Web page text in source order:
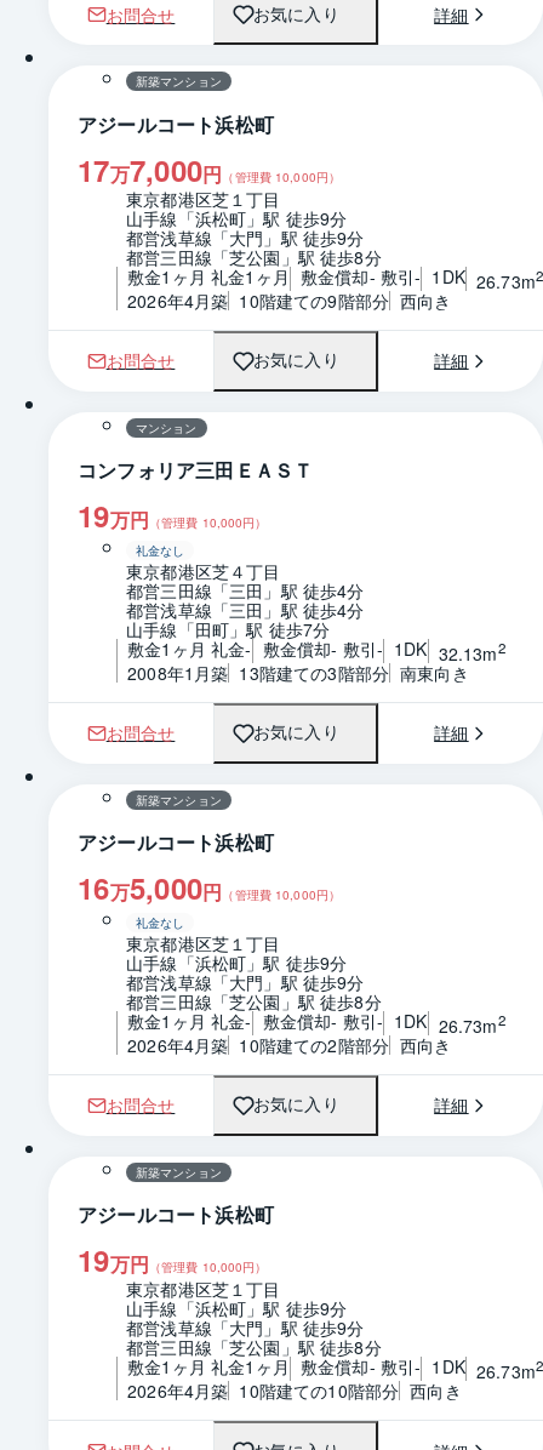
お問合せ お気に入り 詳細
1 / 0 間取り
新築マンション
アジールコート浜松町
17万7,000円 （管理費 10,000円）
東京都港区芝１丁目
山手線「浜松町」駅 徒歩9分
都営浅草線「大門」駅 徒歩9分
都営三田線「芝公園」駅 徒歩8分
敷金1ヶ月 礼金1ヶ月 敷金償却- 敷引- 1DK 26.73m2
2026年4月築 10階建ての9階部分 西向き
お問合せ お気に入り 詳細
1 / 0 間取り
マンション
コンフォリア三田ＥＡＳＴ
19万円 （管理費 10,000円）
礼金なし
東京都港区芝４丁目
都営三田線「三田」駅 徒歩4分
都営浅草線「三田」駅 徒歩4分
山手線「田町」駅 徒歩7分
敷金1ヶ月 礼金- 敷金償却- 敷引- 1DK 32.13m2
2008年1月築 13階建ての3階部分 南東向き
お問合せ お気に入り 詳細
1 / 0 間取り
新築マンション
アジールコート浜松町
16万5,000円 （管理費 10,000円）
礼金なし
東京都港区芝１丁目
山手線「浜松町」駅 徒歩9分
都営浅草線「大門」駅 徒歩9分
都営三田線「芝公園」駅 徒歩8分
敷金1ヶ月 礼金- 敷金償却- 敷引- 1DK 26.73m2
2026年4月築 10階建ての2階部分 西向き
お問合せ お気に入り 詳細
1 / 0 間取り
新築マンション
アジールコート浜松町
19万円 （管理費 10,000円）
東京都港区芝１丁目
山手線「浜松町」駅 徒歩9分
都営浅草線「大門」駅 徒歩9分
都営三田線「芝公園」駅 徒歩8分
敷金1ヶ月 礼金1ヶ月 敷金償却- 敷引- 1DK 26.73m2
2026年4月築 10階建ての10階部分 西向き